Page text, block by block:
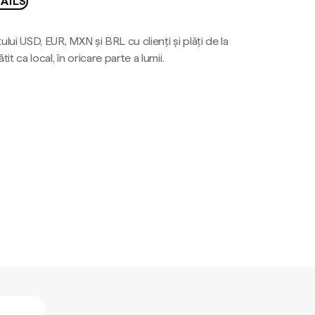
USD, EUR, MXN și BRL cu clienți și plăți de la
ca local, în oricare parte a lumii.